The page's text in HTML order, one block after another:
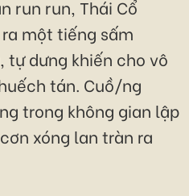
run run, Thái Cổ
một tiếng sấm
tự dưng khiến cho vô
tán. Cuồ/ng
trong không gian lập
xóng lan tràn ra